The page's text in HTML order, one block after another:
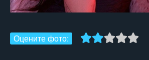
Оцените фото: